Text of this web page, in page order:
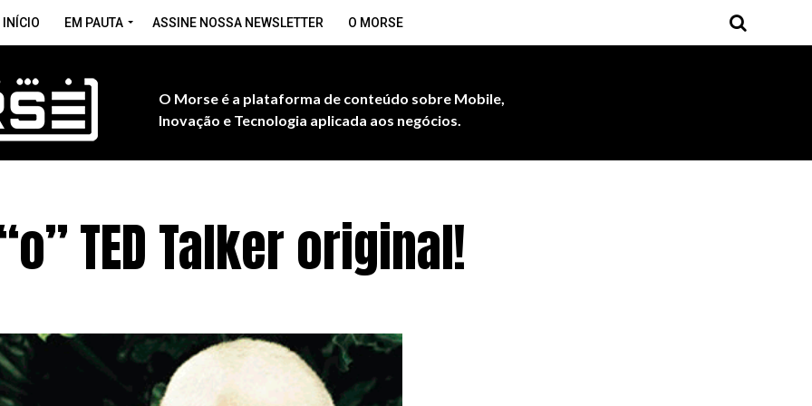
INÍCIO EM PAUTA ASSINE NOSSA NEWSLETTER O MORSE
O Morse é a plataforma de conteúdo sobre Mobile,
Inovação e Tecnologia aplicada aos negócios.
TED Talker original!